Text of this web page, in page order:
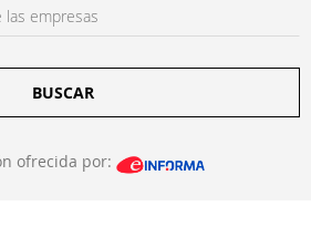
BUSCAR
ofrecida por: